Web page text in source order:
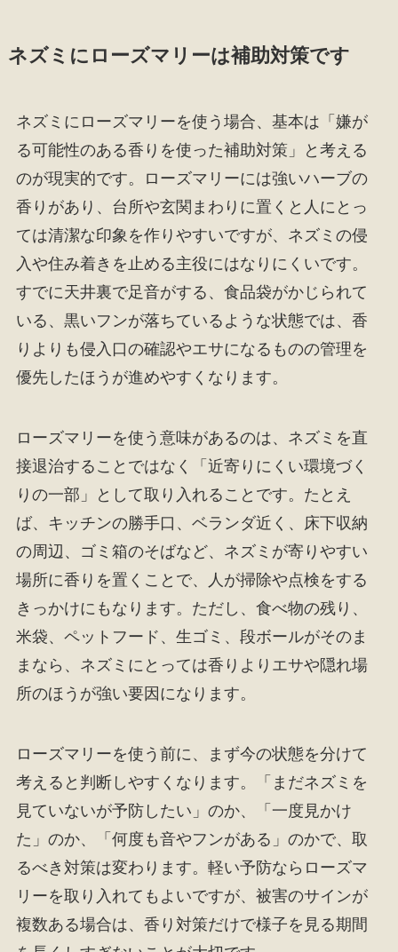
ネズミにローズマリーは補助対策です
ネズミにローズマリーを使う場合、基本は「嫌が
る可能性のある香りを使った補助対策」と考える
のが現実的です。ローズマリーには強いハーブの
香りがあり、台所や玄関まわりに置くと人にとっ
ては清潔な印象を作りやすいですが、ネズミの侵
入や住み着きを止める主役にはなりにくいです。
すでに天井裏で足音がする、食品袋がかじられて
いる、黒いフンが落ちているような状態では、香
りよりも侵入口の確認やエサになるものの管理を
優先したほうが進めやすくなります。
ローズマリーを使う意味があるのは、ネズミを直
接退治することではなく「近寄りにくい環境づく
りの一部」として取り入れることです。たとえ
ば、キッチンの勝手口、ベランダ近く、床下収納
の周辺、ゴミ箱のそばなど、ネズミが寄りやすい
場所に香りを置くことで、人が掃除や点検をする
きっかけにもなります。ただし、食べ物の残り、
米袋、ペットフード、生ゴミ、段ボールがそのま
まなら、ネズミにとっては香りよりエサや隠れ場
所のほうが強い要因になります。
ローズマリーを使う前に、まず今の状態を分けて
考えると判断しやすくなります。「まだネズミを
見ていないが予防したい」のか、「一度見かけ
た」のか、「何度も音やフンがある」のかで、取
るべき対策は変わります。軽い予防ならローズマ
リーを取り入れてもよいですが、被害のサインが
複数ある場合は、香り対策だけで様子を見る期間